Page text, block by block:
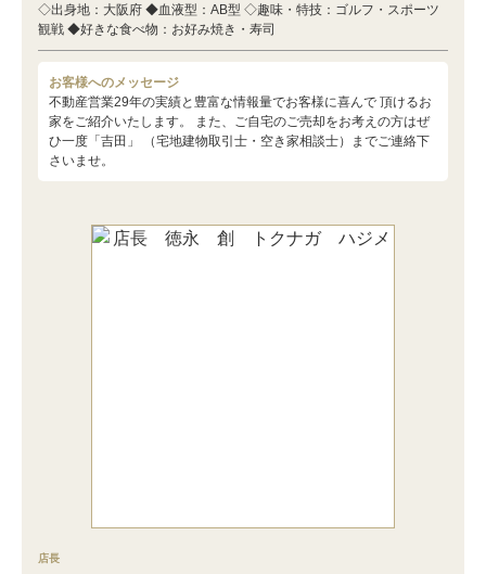
◇出身地：大阪府 ◆血液型：AB型 ◇趣味・特技：ゴルフ・スポーツ
観戦 ◆好きな食べ物：お好み焼き・寿司
お客様へのメッセージ
不動産営業29年の実績と豊富な情報量でお客様に喜んで 頂けるお
家をご紹介いたします。 また、ご自宅のご売却をお考えの方はぜ
ひ一度「吉田」 （宅地建物取引士・空き家相談士）までご連絡下
さいませ。
店長